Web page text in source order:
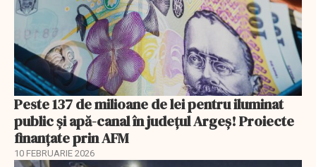
Peste 137 de milioane de lei pentru iluminat
public și apă-canal în județul Argeș! Proiecte
finanțate prin AFM
10 FEBRUARIE 2026